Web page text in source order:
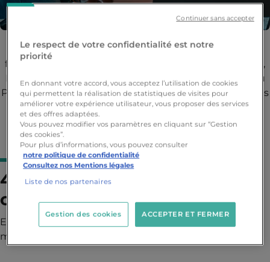
LesChallenges 48hse poursuivent avec les
filières
: Développement, Cybersécurité,
Intelligence Artificielle & Data, Infrastructure & Réseau
Pendant deux jours, nos étudiants on été plongés dans
un formatimmersif, au plus proche des réalités du
monde professionnel : travail en équipe,gestion du
temps,réflexion stratégique
rapides ⏱️
48h pour relever des défis
concrets
En seulement 48h, ils ont travaillé sur des projets
mêlant :
Le respect de votre confidentialité est notre
priorité
En donnant votre accord, vous acceptez l’utilisation de cookies
qui permettent la réalisation de statistiques de visites pour
améliorer votre expérience utilisateur, vous proposer des services
et des offres adaptées.
Vous pouvez modifier vos paramètres en cliquant sur “Gestion
des cookies”.
Pour plus d’informations, vous pouvez consulter
notre politique de confidentialité
Consultez nos Mentions légales
Liste de nos partenaires
ACCEPTER ET FERMER
Gestion des cookies
Continuer sans accepter